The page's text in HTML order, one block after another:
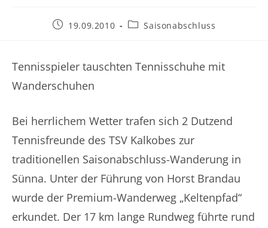
Beitrag19.09.2010
Beitrags-
Saisonabschluss
Tennisspieler tauschten Tennisschuhe mit
Wanderschuhen
Bei herrlichem Wetter trafen sich 2 Dutzend
Tennisfreunde des TSV Kalkobes zur
traditionellen Saisonabschluss-Wanderung in
Sünna. Unter der Führung von Horst Brandau
wurde der Premium-Wanderweg „Keltenpfad“
erkundet. Der 17 km lange Rundweg führte rund